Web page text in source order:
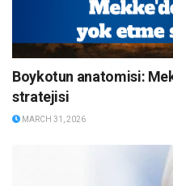
Boykotun anatomisi:
stratejisi
MARCH 31, 2026